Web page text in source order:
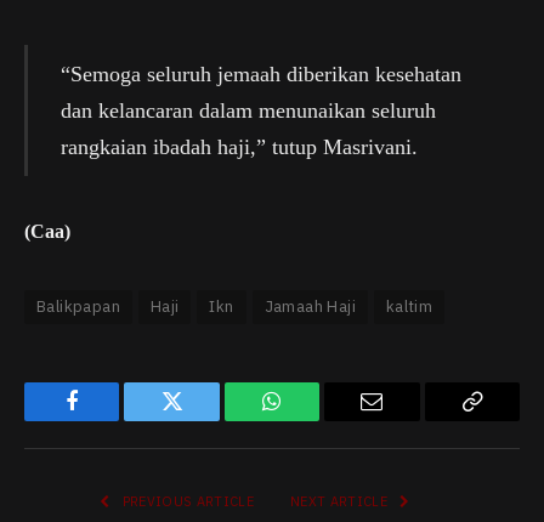
“Semoga seluruh jemaah diberikan kesehatan
dan kelancaran dalam menunaikan seluruh
rangkaian ibadah haji,” tutup Masrivani.
(Caa)
Balikpapan Haji Ikn Jamaah Haji kaltim
Facebook Twitter WhatsApp
PREVIOUS ARTICLE NEXT ARTICLE